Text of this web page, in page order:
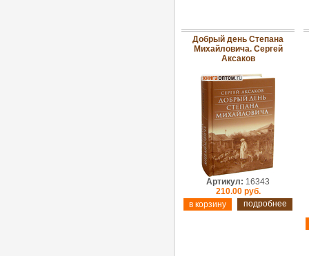
Добрый день Степана
Михайловича. Сергей
Аксаков
Артикул: 16343
210.00 руб.
подробнее